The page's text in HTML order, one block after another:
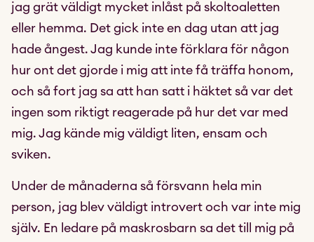
jag grät väldigt mycket inlåst på skoltoaletten
eller hemma. Det gick inte en dag utan att jag
hade ångest. Jag kunde inte förklara för någon
hur ont det gjorde i mig att inte få träffa honom,
och så fort jag sa att han satt i häktet så var det
ingen som riktigt reagerade på hur det var med
mig. Jag kände mig väldigt liten, ensam och
sviken.
Under de månaderna så försvann hela min
person, jag blev väldigt introvert och var inte mig
själv. En ledare på maskrosbarn sa det till mig på